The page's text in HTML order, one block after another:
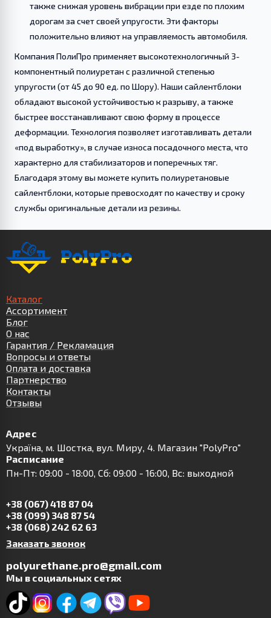
также снижая уровень вибрации при езде по плохим
дорогам за счет своей упругости. Эти факторы
положительно влияют на управляемость автомобиля.
Компания ПолиПро применяет высокотехнологичный 3-
компонентный полиуретан с различной степенью
упругости (от 45 до 90 ед. по Шору). Наши сайлентблоки
обладают высокой устойчивостью к разрыву, а также
быстрее восстанавливают свою форму в процессе
деформации. Технология позволяет изготавливать детали
«под выработку», в случае износа посадочного места, что
характерно для стабилизаторов и поперечных тяг.
Благодаря этому вы можете купить полиуретановые
сайлентблоки, которые превосходят по качеству и сроку
службы оригинальные детали из резины.
Каталог
Ассортимент
Блог
О нас
Гарантия / Рекламация
Вопросы и ответы
Оплата и доставка
Партнерство
Контакты
Отзывы
Адрес
Українa, м. Шостка, вул. Миру, 4. Магазин "PolyPro"
Расписание
Пн-Пт: 09:00 - 18:00, Сб: 09:00 - 16:00, Вс: выходной
+38 (067) 418 87 04
+38 (099) 348 87 54
+38 (068) 242 62 63
Заказать звонок
polyurethane.pro@gmail.com
Мы в социальных сетях